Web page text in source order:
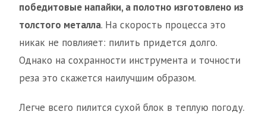
победитовые напайки, а полотно изготовлено из
толстого металла. На скорость процесса это
никак не повлияет: пилить придется долго.
Однако на сохранности инструмента и точности
реза это скажется наилучшим образом.
Легче всего пилится сухой блок в теплую погоду.